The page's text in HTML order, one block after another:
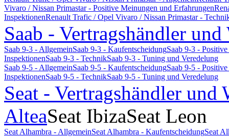
Vivaro / Nissan Primastar - Positive Meinungen und Erfahrungen
InspektionenRenault Trafic / Opel Vivaro / Nissan Primastar -
Saab - Vertragshändler und
Saab 9-3 - AllgemeinSaab 9-3 - KaufentscheidungSaab 9-3 -
InspektionenSaab 9-3 - TechnikSaab 9-3 - Tuning und Veredelung
Saab 9-5 - AllgemeinSaab 9-5 - KaufentscheidungSaab 9-5 -
InspektionenSaab 9-5 - TechnikSaab 9-5 - Tuning und Veredelung
Seat - Vertragshändler und
AlteaSeat IbizaSeat Leon
Seat Alhambra - AllgemeinSeat Alhambra - KaufentscheidungSeat